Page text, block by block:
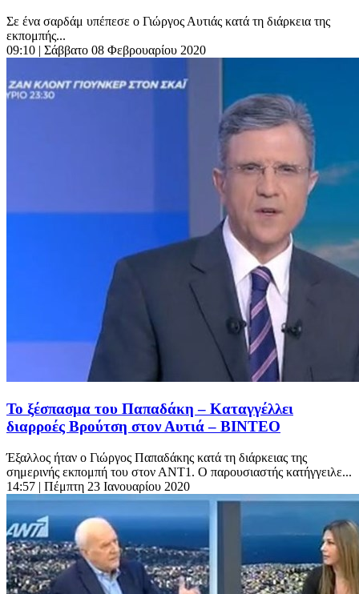
Σε ένα σαρδάμ υπέπεσε ο Γιώργος Αυτιάς κατά τη διάρκεια της
εκπομπής...
09:10 | Σάββατο 08 Φεβρουαρίου 2020
Το ξέσπασμα του Παπαδάκη – Καταγγέλλει
διαρροές Βρούτση στον Αυτιά – ΒΙΝΤΕΟ
Έξαλλος ήταν ο Γιώργος Παπαδάκης κατά τη διάρκειας της
σημερινής εκπομπή του στον ΑΝΤ1. Ο παρουσιαστής κατήγγειλε...
14:57 | Πέμπτη 23 Ιανουαρίου 2020